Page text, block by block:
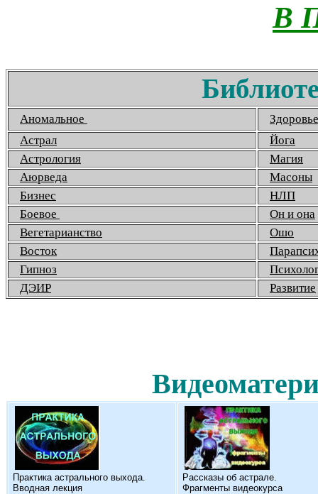
В
Аномальное
Здоровье
Астрал
Йога
Астрология
Магия
Аюрведа
Масоны
Бизнес
НЛП
Боевое
Он и она
Вегетарианство
Ошо
Восток
Гипноз
ДЭИР
Развитие
Практика астрального выхода.
Вводная лекция
Рассказы об астрале.
Фрагменты видеокурса